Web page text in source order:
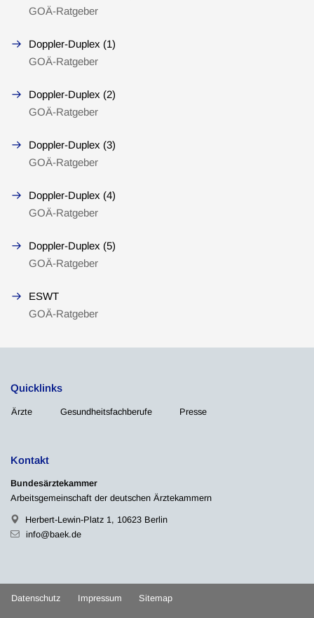
GOÄ-Ratgeber
Doppler-Duplex (1)
GOÄ-Ratgeber
Doppler-Duplex (2)
GOÄ-Ratgeber
Doppler-Duplex (3)
GOÄ-Ratgeber
Doppler-Duplex (4)
GOÄ-Ratgeber
Doppler-Duplex (5)
GOÄ-Ratgeber
ESWT
GOÄ-Ratgeber
Quicklinks
Ärzte Gesundheitsfachberufe Presse
Kontakt
Bundesärztekammer
Arbeitsgemeinschaft der deutschen Ärztekammern
Herbert-Lewin-Platz 1, 10623 Berlin
info@baek.de
Datenschutz Impressum Sitemap